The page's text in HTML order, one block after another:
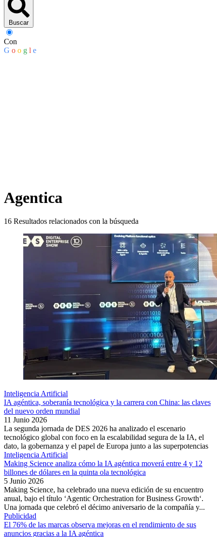
Buscar
Con
G o o g l e
Agentica
16 Resultados relacionados con la búsqueda
Inteligencia Artificial
IA agéntica, soberanía tecnológica y la carrera con China: las claves
del nuevo orden mundial
11 Junio 2026
La segunda jornada de DES 2026 ha analizado el escenario
tecnológico global con foco en la escalabilidad segura de la IA, el
dato, la gobernanza y el papel de Europa junto a las superpotencias
Inteligencia Artificial
Making Science analiza cómo la IA agéntica moverá entre 4 y 12
billones de dólares en la quinta ola tecnológica
5 Junio 2026
Making Science, ha celebrado una nueva edición de su encuentro
anual, bajo el título ‘Agentic Orchestration for Business Growth‘.
Una jornada que celebró el décimo aniversario de la compañía y...
Publicidad
El 76% de las marcas observa mejoras en el rendimiento de sus
anuncios gracias a la IA agéntica